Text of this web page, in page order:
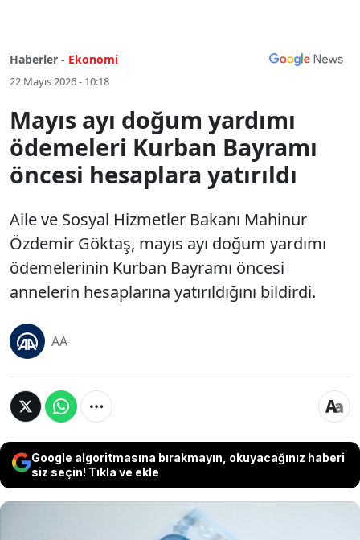
Haberler - Ekonomi
22 Mayıs 2026 - 10:18
Mayıs ayı doğum yardımı
ödemeleri Kurban Bayramı
öncesi hesaplara yatırıldı
Aile ve Sosyal Hizmetler Bakanı Mahinur
Özdemir Göktaş, mayıs ayı doğum yardımı
ödemelerinin Kurban Bayramı öncesi
annelerin hesaplarına yatırıldığını bildirdi.
AA
Google algoritmasına bırakmayın, okuyacağınız haberi
siz seçin! Tıkla ve ekle